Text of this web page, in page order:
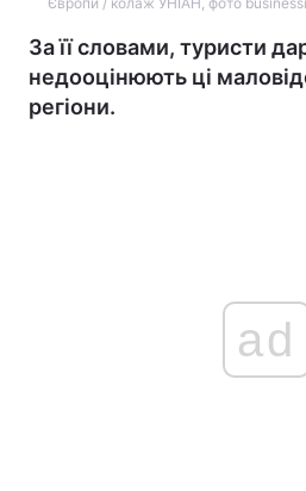
За її словами, туристи
недооцінюють ці
регіони.
ad